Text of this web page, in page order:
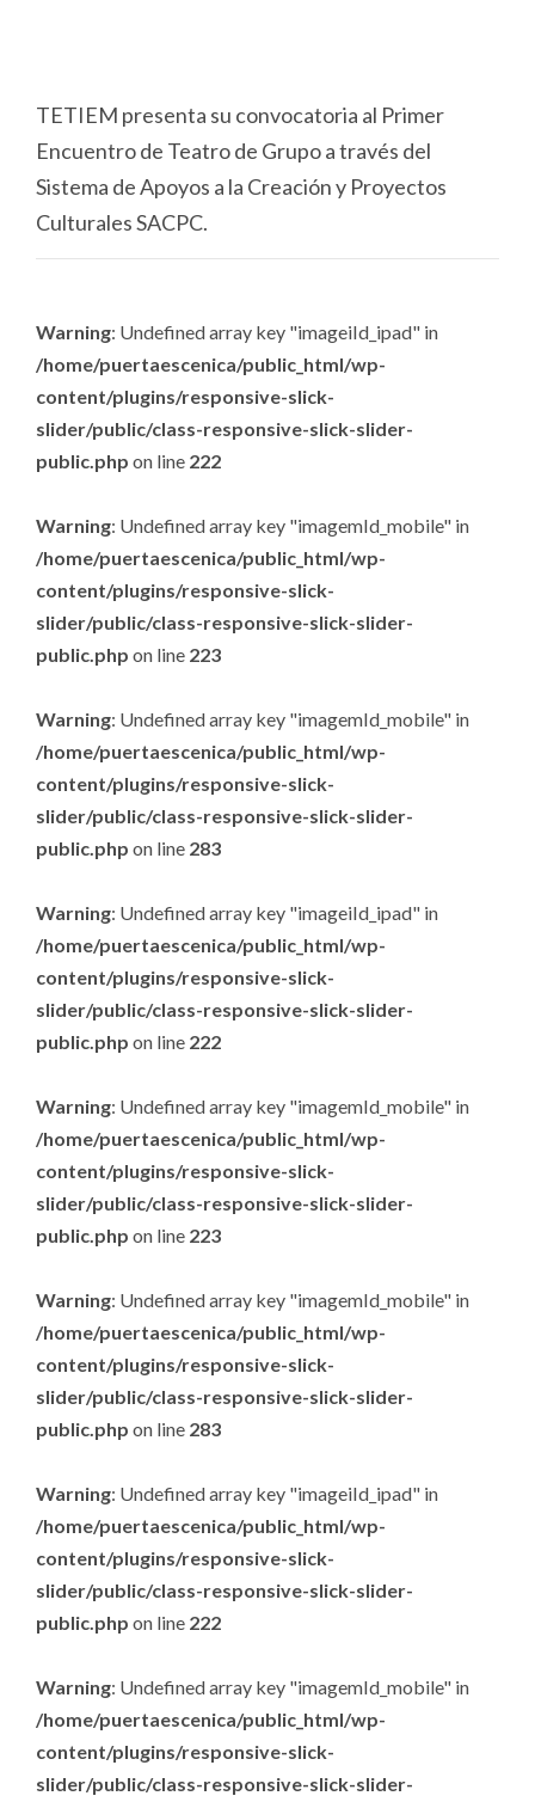
TETIEM presenta su convocatoria al Primer
Encuentro de Teatro de Grupo a través del
Sistema de Apoyos a la Creación y Proyectos
Culturales SACPC.
Warning: Undefined array key "imageiId_ipad" in
/home/puertaescenica/public_html/wp-
content/plugins/responsive-slick-
slider/public/class-responsive-slick-slider-
public.php on line 222
Warning: Undefined array key "imagemId_mobile" in
/home/puertaescenica/public_html/wp-
content/plugins/responsive-slick-
slider/public/class-responsive-slick-slider-
public.php on line 223
Warning: Undefined array key "imagemId_mobile" in
/home/puertaescenica/public_html/wp-
content/plugins/responsive-slick-
slider/public/class-responsive-slick-slider-
public.php on line 283
Warning: Undefined array key "imageiId_ipad" in
/home/puertaescenica/public_html/wp-
content/plugins/responsive-slick-
slider/public/class-responsive-slick-slider-
public.php on line 222
Warning: Undefined array key "imagemId_mobile" in
/home/puertaescenica/public_html/wp-
content/plugins/responsive-slick-
slider/public/class-responsive-slick-slider-
public.php on line 223
Warning: Undefined array key "imagemId_mobile" in
/home/puertaescenica/public_html/wp-
content/plugins/responsive-slick-
slider/public/class-responsive-slick-slider-
public.php on line 283
Warning: Undefined array key "imageiId_ipad" in
/home/puertaescenica/public_html/wp-
content/plugins/responsive-slick-
slider/public/class-responsive-slick-slider-
public.php on line 222
Warning: Undefined array key "imagemId_mobile" in
/home/puertaescenica/public_html/wp-
content/plugins/responsive-slick-
slider/public/class-responsive-slick-slider-